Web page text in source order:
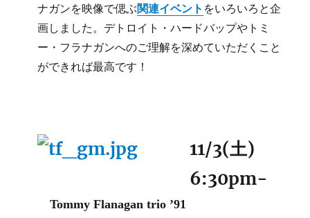
ナガンを映像で偲ぶ関連イベント をいろいろと企
画しました。デトロイト・ハードバップやトミ
ー・フラナガンへのご理解を深めていただくこと
ができれば最高です！
11/3(土)
6:30pm-
Tommy Flanagan trio ’91